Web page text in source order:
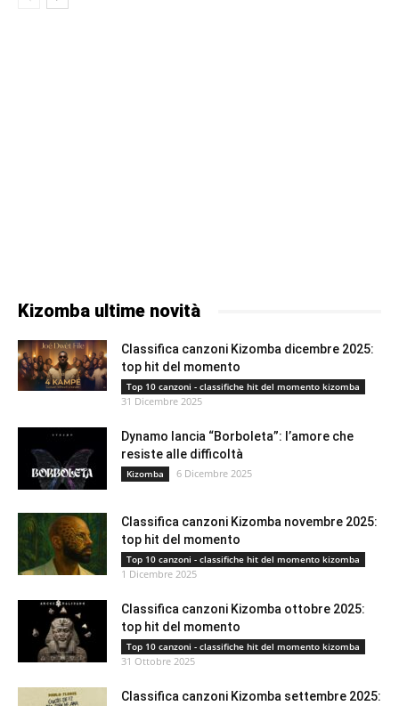
Kizomba ultime novità
Classifica canzoni Kizomba dicembre 2025:
top hit del momento
Top 10 canzoni - classifiche hit del momento kizomba
31 Dicembre 2025
Dynamo lancia “Borboleta”: l’amore che
resiste alle difficoltà
Kizomba 6 Dicembre 2025
Classifica canzoni Kizomba novembre 2025:
top hit del momento
Top 10 canzoni - classifiche hit del momento kizomba
1 Dicembre 2025
Classifica canzoni Kizomba ottobre 2025:
top hit del momento
Top 10 canzoni - classifiche hit del momento kizomba
31 Ottobre 2025
Classifica canzoni Kizomba settembre 2025: